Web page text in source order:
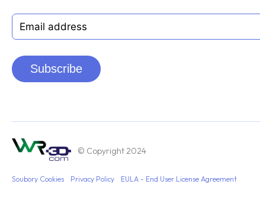
Subscribe
© Copyright 2024
Soubory Cookies Privacy Policy EULA - End User License Agreement